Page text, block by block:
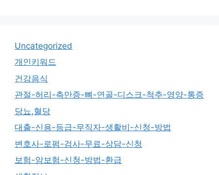
Uncategorized
개인키워드
건강음식
관절-허리-측만증-뼈-연골-디스크-척추-영양-통증
당뇨,혈당
대출-신용-등급-무직자-생활비-신청-방법
변호사-로펌-검사-무료-상담-신청
보험-암보험-신청-방법-환급